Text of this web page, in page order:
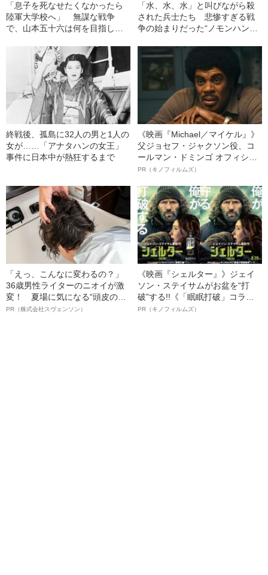
「息子を死なせたくなかったら
陸軍大学校へ」 無謀な戦争
で、山本五十六は何を目指した
「水、水、水」と叫びながら殺
された兵士たち 悲惨すぎる戦
争の始まりだった“ノモンハン事
終戦後、孤島に32人の男と1人の
女が……「アナタハンの女王」
事件に日本中が熱狂するまで
《映画『Michael／マイケル』》
父ジョセフ・ジャクソン役、コ
ールマン・ドミンゴ オフィシャ
ルインタビュー“観客を魅了した
語る”《日本興収70億円突破》
PR（キノフィルムズ）
「えっ、こんなに変わるの？」
36歳男性ライターのニオイが激
変！ 夏場に気になる“頭皮のニ
オイ”や“ベタつき”を解消す
PR（株式会社スヴェンソン）
《映画『シェルター』》ジェイ
ソン・ステイサムがお盆を“打
破”する!!《「眠眠打破」コラ
ボ》
PR（キノフィルムズ）